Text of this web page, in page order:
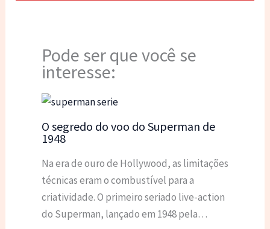
Pode ser que você se
interesse:
O segredo do voo do Superman de
1948
Na era de ouro de Hollywood, as limitações
técnicas eram o combustível para a
criatividade. O primeiro seriado live-action
do Superman, lançado em 1948 pela…